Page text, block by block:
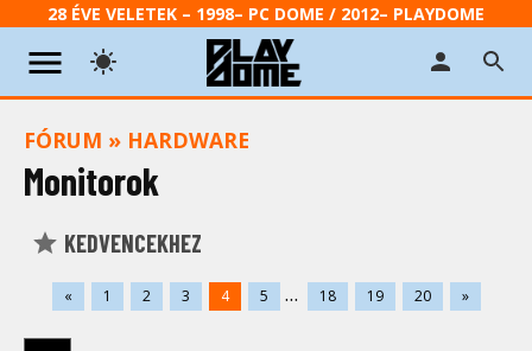
28 ÉVE VELETEK – 1998– PC DOME / 2012– PLAYDOME
FÓRUM » HARDWARE
Monitorok
KEDVENCEKHEZ
« 1 2 3 4 5 ... 18 19 20 »